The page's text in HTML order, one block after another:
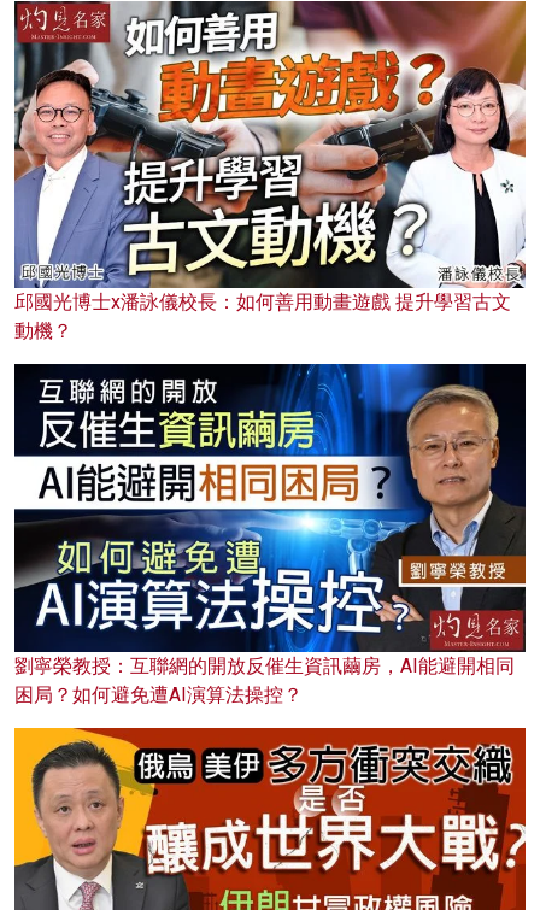
邱國光博士x潘詠儀校長：如何善用動畫遊戲 提升學習古文
動機？
劉寧榮教授：互聯網的開放反催生資訊繭房，AI能避開相同
困局？如何避免遭AI演算法操控？